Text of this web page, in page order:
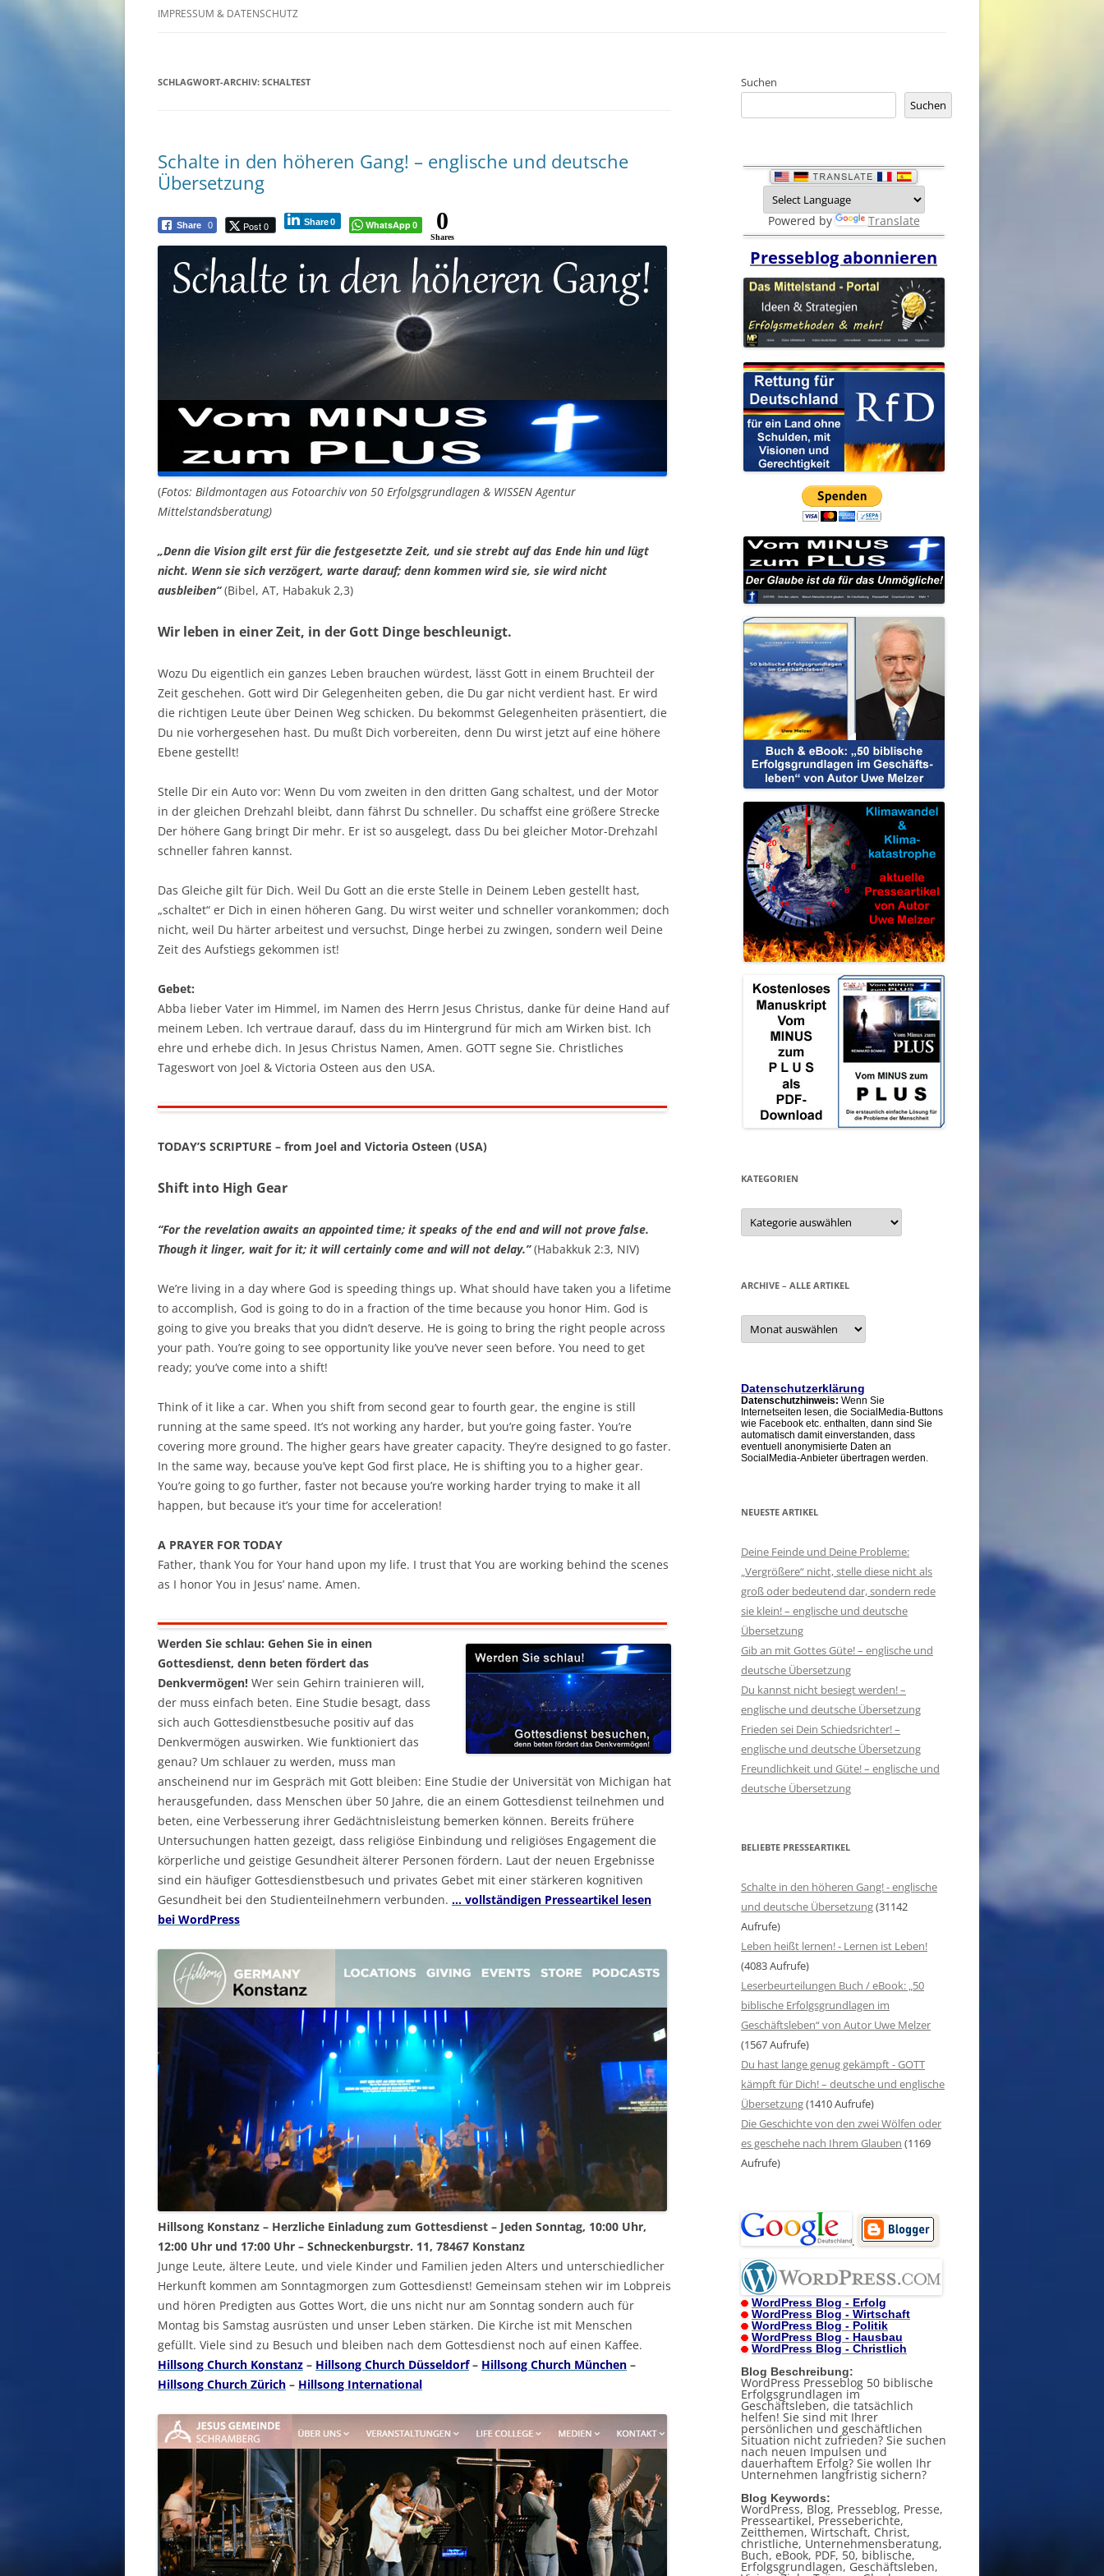
IMPRESSUM & DATENSCHUTZ
SCHLAGWORT-ARCHIV: SCHALTEST
Schalte in den höheren Gang! – englische und deutsche
Übersetzung
Share 0 Post 0 Share0 WhatsApp0 0
Shares
(Fotos: Bildmontagen aus Fotoarchiv von 50 Erfolgsgrundlagen & WISSEN Agentur
Mittelstandsberatung)
„Denn die Vision gilt erst für die festgesetzte Zeit, und sie strebt auf das Ende hin und lügt
nicht. Wenn sie sich verzögert, warte darauf; denn kommen wird sie, sie wird nicht
ausbleiben“(Bibel, AT, Habakuk 2,3)
Wir leben in einer Zeit, in der Gott Dinge beschleunigt.
Wozu Du eigentlich ein ganzes Leben brauchen würdest, lässt Gott in einem Bruchteil der
Zeit geschehen. Gott wird Dir Gelegenheiten geben, die Du gar nicht verdient hast. Er wird
die richtigen Leute über Deinen Weg schicken. Du bekommst Gelegenheiten präsentiert, die
Du nie vorhergesehen hast. Du mußt Dich vorbereiten, denn Du wirst jetzt auf eine höhere
Ebene gestellt!
Stelle Dir ein Auto vor: Wenn Du vom zweiten in den dritten Gang schaltest, und der Motor
in der gleichen Drehzahl bleibt, dann fährst Du schneller. Du schaffst eine größere Strecke
Der höhere Gang bringt Dir mehr. Er ist so ausgelegt, dass Du bei gleicher Motor-Drehzahl
schneller fahren kannst.
Das Gleiche gilt für Dich. Weil Du Gott an die erste Stelle in Deinem Leben gestellt hast,
„schaltet“ er Dich in einen höheren Gang. Du wirst weiter und schneller vorankommen; doch
nicht, weil Du härter arbeitest und versuchst, Dinge herbei zu zwingen, sondern weil Deine
Zeit des Aufstiegs gekommen ist!
Gebet:
Abba lieber Vater im Himmel, im Namen des Herrn Jesus Christus, danke für deine Hand auf
meinem Leben. Ich vertraue darauf, dass du im Hintergrund für mich am Wirken bist. Ich
ehre und erhebe dich. In Jesus Christus Namen, Amen. GOTT segne Sie. Christliches
Tageswort von Joel & Victoria Osteen aus den USA.
TODAY’S SCRIPTURE – from Joel and Victoria Osteen (USA)
Shift into High Gear
“For the revelation awaits an appointed time; it speaks of the end and will not prove false.
Though it linger, wait for it; it will certainly come and will not delay.”(Habakkuk 2:3, NIV)
We’re living in a day where God is speeding things up. What should have taken you a lifetime
to accomplish, God is going to do in a fraction of the time because you honor Him. God is
going to give you breaks that you didn’t deserve. He is going to bring the right people across
your path. You’re going to see opportunity like you’ve never seen before. You need to get
ready; you’ve come into a shift!
Think of it like a car. When you shift from second gear to fourth gear, the engine is still
running at the same speed. It’s not working any harder, but you’re going faster. You’re
covering more ground. The higher gears have greater capacity. They’re designed to go faster.
In the same way, because you’ve kept God first place, He is shifting you to a higher gear.
You’re going to go further, faster not because you’re working harder trying to make it all
happen, but because it’s your time for acceleration!
A PRAYER FOR TODAY
Father, thank You for Your hand upon my life. I trust that You are working behind the scenes
as I honor You in Jesus’ name. Amen.
Werden Sie schlau: Gehen Sie in einen
Gottesdienst, denn beten fördert das
Denkvermögen! Wer sein Gehirn trainieren will,
der muss einfach beten. Eine Studie besagt, dass
sich auch Gottesdienstbesuche positiv auf das
Denkvermögen auswirken. Wie funktioniert das
genau? Um schlauer zu werden, muss man
anscheinend nur im Gespräch mit Gott bleiben: Eine Studie der Universität von Michigan hat
herausgefunden, dass Menschen über 50 Jahre, die an einem Gottesdienst teilnehmen und
beten, eine Verbesserung ihrer Gedächtnisleistung bemerken können. Bereits frühere
Untersuchungen hatten gezeigt, dass religiöse Einbindung und religiöses Engagement die
körperliche und geistige Gesundheit älterer Personen fördern. Laut der neuen Ergebnisse
sind ein häufiger Gottesdienstbesuch und privates Gebet mit einer stärkeren kognitiven
Gesundheit bei den Studienteilnehmern verbunden. … vollständigen Presseartikel lesen
bei WordPress
Hillsong Konstanz – Herzliche Einladung zum Gottesdienst – Jeden Sonntag, 10:00 Uhr,
12:00 Uhr und 17:00 Uhr – Schneckenburgstr. 11, 78467 Konstanz
Junge Leute, ältere Leute, und viele Kinder und Familien jeden Alters und unterschiedlicher
Herkunft kommen am Sonntagmorgen zum Gottesdienst! Gemeinsam stehen wir im Lobpreis
und hören Predigten aus Gottes Wort, die uns nicht nur am Sonntag sondern auch für
Montag bis Samstag ausrüsten und unser Leben stärken. Die Kirche ist mit Menschen
gefüllt. Viele sind zu Besuch und bleiben nach dem Gottesdienst noch auf einen Kaffee.
Hillsong Church Konstanz – Hillsong Church Düsseldorf– Hillsong Church München –
Hillsong Church Zürich – Hillsong International
Suchen
Suchen
Powered by Translate
Presseblog abonnieren
KATEGORIEN
Kategorien
ARCHIVE – ALLE ARTIKEL
Archive
alle
Datenschutzerklärung
Datenschutzhinweis: Wenn Sie
Internetseiten lesen, die SocialMedia-Buttons
wie Facebook etc. enthalten, dann sind Sie
automatisch damit einverstanden, dass
eventuell anonymisierte Daten an
SocialMedia-Anbieter übertragen werden.
NEUESTE ARTIKEL
Deine Feinde und Deine Probleme:
„Vergrößere“ nicht, stelle diese nicht als
groß oder bedeutend dar, sondern rede
sie klein! – englische und deutsche
Übersetzung
Gib an mit Gottes Güte! – englische und
deutsche Übersetzung
Du kannst nicht besiegt werden! –
englische und deutsche Übersetzung
Frieden sei Dein Schiedsrichter! –
englische und deutsche Übersetzung
Freundlichkeit und Güte! – englische und
deutsche Übersetzung
BELIEBTE PRESSEARTIKEL
Schalte in den höheren Gang! - englische
und deutsche Übersetzung(31142
Aufrufe)
Leben heißt lernen! - Lernen ist Leben!
(4083 Aufrufe)
Leserbeurteilungen Buch / eBook: „50
biblische Erfolgsgrundlagen im
Geschäftsleben“ von Autor Uwe Melzer
(1567 Aufrufe)
Du hast lange genug gekämpft - GOTT
kämpft für Dich! – deutsche und englische
Übersetzung(1410 Aufrufe)
Die Geschichte von den zwei Wölfen oder
es geschehe nach Ihrem Glauben (1169
Aufrufe)
.
WordPress Blog - Erfolg
WordPress Blog - Wirtschaft
WordPress Blog - Politik
WordPress Blog - Hausbau
WordPress Blog - Christlich
Blog Beschreibung:
WordPress Presseblog 50 biblische
Erfolgsgrundlagen im
Geschäftsleben, die tatsächlich
helfen! Sie sind mit Ihrer
persönlichen und geschäftlichen
Situation nicht zufrieden? Sie suchen
nach neuen Impulsen und
dauerhaftem Erfolg? Sie wollen Ihr
Unternehmen langfristig sichern?
Blog Keywords:
WordPress, Blog, Presseblog, Presse,
Presseartikel, Presseberichte,
Zeitthemen, Wirtschaft, Christ,
christliche, Unternehmensberatung,
Buch, eBook, PDF, 50, biblische,
Erfolgsgrundlagen, Geschäftsleben,